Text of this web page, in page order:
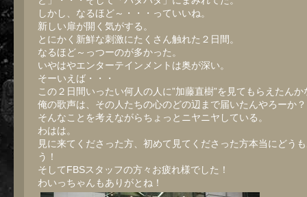
しかし、なるほど～・・・っていいね。
新しい扉が開く気がする。
とにかく新鮮な刺激にたくさん触れた２日間。
なるほど～っつーのが多かった。
いやはやエンターテインメントは奥が深い。
そーいえば・・・
この２日間いったい何人の人に”加藤直樹”を見てもらえたんか
俺の歌声は、その人たちの心のどの辺まで届いたんやろーか？
そんなことを考えながらちょっとニヤニヤしている。
わはは。
見に来てくださった方、初めて見てくださった方本当にどう
う！
そしてFBSスタッフの方々お疲れ様でした！
わいっちゃんもありがとね！